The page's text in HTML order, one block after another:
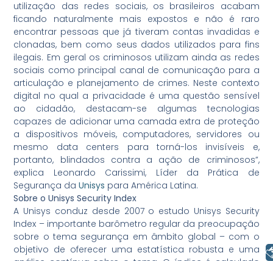
utilização das redes sociais, os brasileiros acabam
ficando naturalmente mais expostos e não é raro
encontrar pessoas que já tiveram contas invadidas e
clonadas, bem como seus dados utilizados para fins
ilegais. Em geral os criminosos utilizam ainda as redes
sociais como principal canal de comunicação para a
articulação e planejamento de crimes. Neste contexto
digital no qual a privacidade é uma questão sensível
ao cidadão, destacam-se algumas tecnologias
capazes de adicionar uma camada extra de proteção
a dispositivos móveis, computadores, servidores ou
mesmo data centers para torná-los invisíveis e,
portanto, blindados contra a ação de criminosos”,
explica Leonardo Carissimi, Líder da Prática de
Segurança daUnisys para América Latina.
Sobre o Unisys Security Index
A Unisys conduz desde 2007 o estudo Unisys Security
Index – importante barômetro regular da preocupação
sobre o tema segurança em âmbito global – com o
objetivo de oferecer uma estatística robusta e uma
Libras